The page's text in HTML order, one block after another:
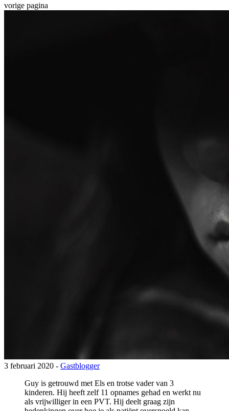
vorige pagina
3 februari 2020 - Gastblogger
Guy is getrouwd met Els en trotse vader van 3
kinderen. Hij heeft zelf 11 opnames gehad en werkt nu
als vrijwilliger in een PVT. Hij deelt graag zijn